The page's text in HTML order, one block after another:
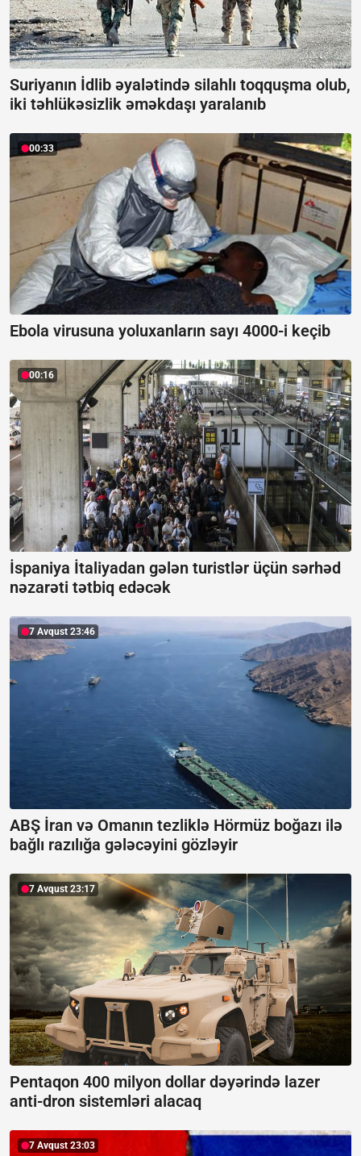
Suriyanın İdlib əyalətində silahlı toqquşma olub,
iki təhlükəsizlik əməkdaşı yaralanıb
00:33
Ebola virusuna yoluxanların sayı 4000-i keçib
00:16
İspaniya İtaliyadan gələn turistlər üçün sərhəd
nəzarəti tətbiq edəcək
7 Avqust 23:46
ABŞ İran və Omanın tezliklə Hörmüz boğazı ilə
bağlı razılığa gələcəyini gözləyir
7 Avqust 23:17
Pentaqon 400 milyon dollar dəyərində lazer
anti-dron sistemləri alacaq
7 Avqust 23:03